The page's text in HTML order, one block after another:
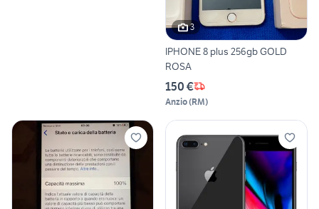
3
IPHONE 8 plus 256gb GOLD
ROSA
150 €
Anzio(RM)